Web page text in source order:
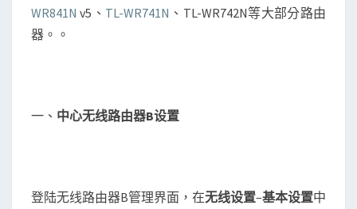
WR841N v5、 TL-WR741N 、TL-WR742N等大部分路由
器。。
一、 中心无线路由器B设置
登陆无线路由器B管理界面，在无线设置–基本设置中